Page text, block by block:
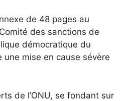
de 48 pages au
des sanctions de
démocratique du
une mise en cause sévère
de l’ONU, se fondant sur